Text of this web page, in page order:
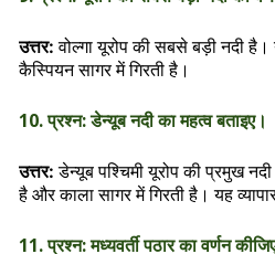
उत्तर:वोल्गा यूरोप की सबसे बड़ी नदी
कैस्पियन सागर में गिरती है।
10. प्रश्न: डेन्यूब नदी का महत्व बताइए।
उत्तर:डेन्यूब पश्चिमी यूरोप की प्रमुख
है और काला सागर में गिरती है। यह
11. प्रश्न: मध्यवर्ती पठार का वर्णन